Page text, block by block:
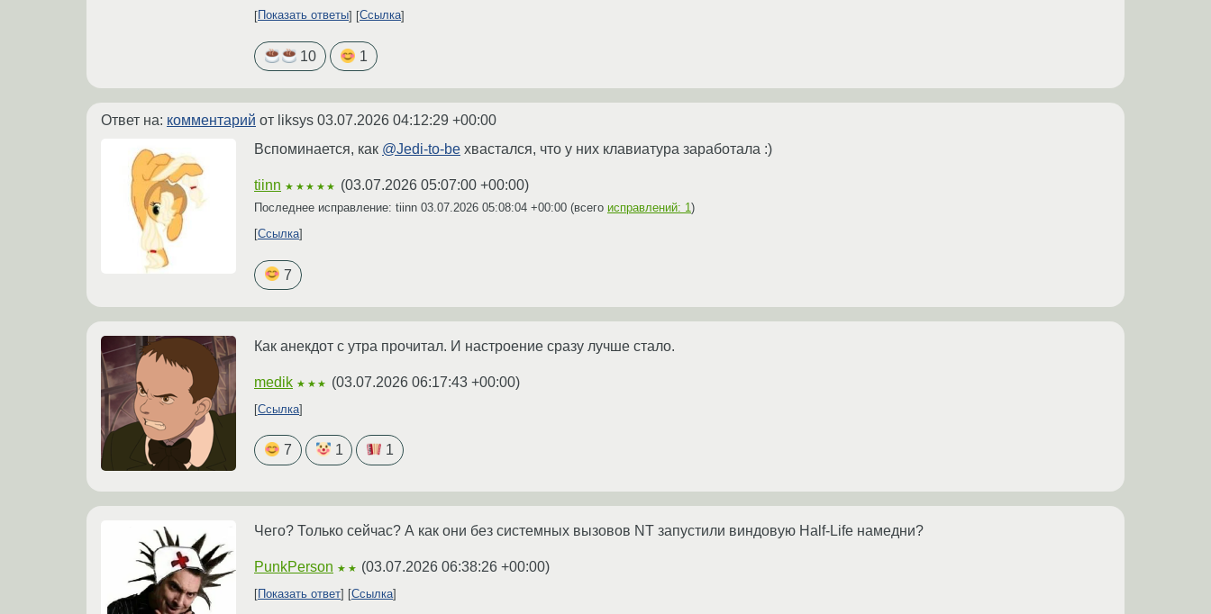
Показать ответы
Ссылка
10 1
Ответ на: комментарий от liksys 03.07.2026 04:12:29 +00:00
Вспоминается, как @Jedi-to-be хвастался, что у них клавиатура заработала :)
tiinn ★★★★★ (03.07.2026 05:07:00 +00:00)
Последнее исправление: tiinn 03.07.2026 05:08:04 +00:00 (всего исправлений: 1)
Ссылка
7
Как анекдот с утра прочитал. И настроение сразу лучше стало.
medik ★★★ (03.07.2026 06:17:43 +00:00)
Ссылка
7 1 1
Чего? Только сейчас? А как они без системных вызовов NT запустили виндовую Half-Life намедни?
PunkPerson ★★ (03.07.2026 06:38:26 +00:00)
Показать ответ Ссылка